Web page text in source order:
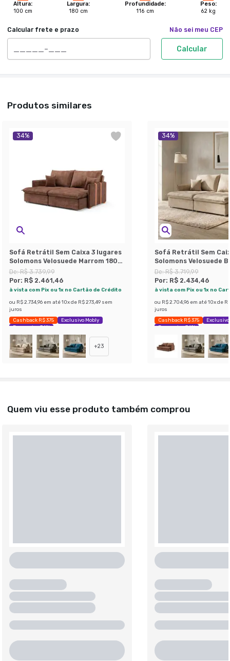
Altura:
100 cm
Largura:
180 cm
Profundidade:
116 cm
Peso:
62 kg
Calcular frete e prazo Não sei meu CEP
Calcular
Produtos similares
34%
Sofá Retrátil Sem Caixa 3 lugares
Solomons Velosuede Marrom 180
cm
De:R$ 3.739,99
Por: R$ 2.461,46
à vista com Pix ou 1x no Cartão de Crédito
ou R$ 2.734,96 em até 10x de R$ 273,49 sem
juros
Cashback R$ 375
Exclusivo Mobly
Economize 34%
+23
34%
Sofá Retrátil Sem
Solomons Velosuede
De:R$ 3.719,99
Por: R$ 2.434,46
à vista com Pix ou 1x no
ou R$ 2.704,96 em até 10x de
juros
Cashback R$ 375
Exclusivo
Economize 34%
Quem viu esse produto também comprou